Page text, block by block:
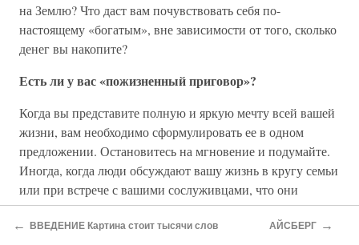
на Землю? Что даст вам почувствовать себя по-
настоящему «богатым», вне зависимости от того, сколько
денег вы накопите?
Есть ли у вас «пожизненный приговор»?
Когда вы представите полную и яркую мечту всей вашей
жизни, вам необходимо сформулировать ее в одном
предложении. Остановитесь на мгновение и подумайте.
Иногда, когда люди обсуждают вашу жизнь в кругу семьи
или при встрече с вашими сослуживцами, что они
говорят? В чем была ваша цель? В чем была ваша
страсть? Что они скажут о вас?
← ВВЕДЕНИЕ Картина стоит тысячи слов АЙСБЕРГ →